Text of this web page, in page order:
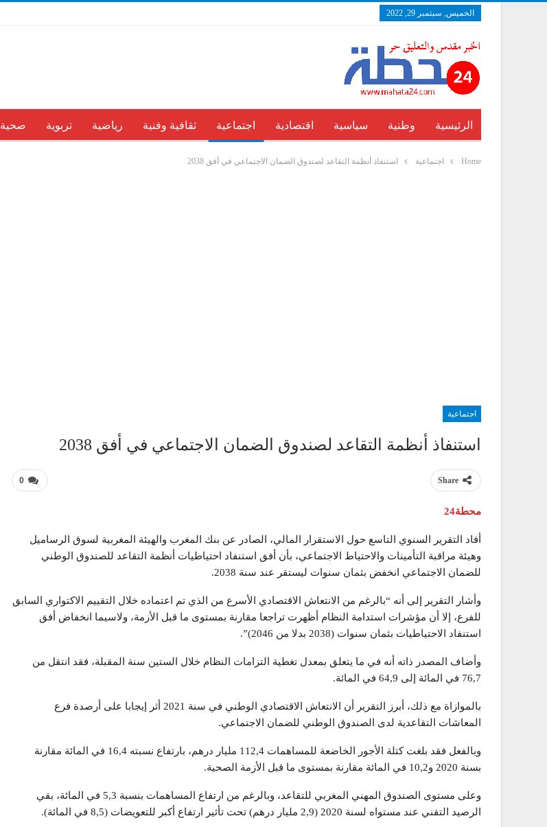
الخميس, سبتمبر 29, 2022
الرئيسية وطنية سياسية اقتصادية اجتماعية ثقافية وفنية رياضية تربوية صحية
Home اجتماعية استنفاذ أنظمة التقاعد لصندوق الضمان الاجتماعي في أفق 2038
اجتماعية
استنفاذ أنظمة التقاعد لصندوق الضمان الاجتماعي في أفق 2038
0 Share
محطة24
أفاد التقرير السنوي التاسع حول الاستقرار المالي، الصادر عن بنك المغرب والهيئة المغربية لسوق الرساميل
وهيئة مراقبة التأمينات والاحتياط الاجتماعي، بأن أفق استنفاد احتياطيات أنظمة التقاعد للصندوق الوطني
للضمان الاجتماعي انخفض بثمان سنوات ليستقر عند سنة 2038.
وأشار التقرير إلى أنه “بالرغم من الانتعاش الاقتصادي الأسرع من الذي تم اعتماده خلال التقييم الاكتواري السابق
للفرع، إلا أن مؤشرات استدامة النظام أظهرت تراجعا مقارنة بمستوى ما قبل الأزمة، ولاسيما انخفاض أفق
استنفاد الاحتياطيات بثمان سنوات (2038 بدلا من 2046)”.
وأضاف المصدر ذاته أنه في ما يتعلق بمعدل تغطية التزامات النظام خلال الستين سنة المقبلة، فقد انتقل من
76,7 في المائة إلى 64,9 في المائة.
بالموازاة مع ذلك، أبرز التقرير أن الانتعاش الاقتصادي الوطني في سنة 2021 أثر إيجابا على أرصدة فرع
المعاشات التقاعدية لدى الصندوق الوطني للضمان الاجتماعي.
وبالفعل فقد بلغت كتلة الأجور الخاضعة للمساهمات 112,4 مليار درهم، بارتفاع نسبته 16,4 في المائة مقارنة
بسنة 2020 و10,2 في المائة مقارنة بمستوى ما قبل الأزمة الصحية.
وعلى مستوى الصندوق المهني المغربي للتقاعد، وبالرغم من ارتفاع المساهمات بنسبة 5,3 في المائة، بقي
الرصيد التقني عند مستواه لسنة 2020 (2,9 مليار درهم) تحت تأثير ارتفاع أكبر للتعويضات (8,5 في المائة).